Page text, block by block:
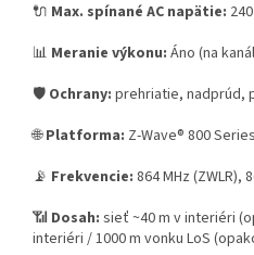
🔌 Max. spínané AC napätie:
📊 Meranie výkonu: Áno (na
🛡️ Ochrany: prehriatie, nadprúd,
🌐 Platforma: Z-Wave® 800
📡 Frekvencie: 864 MHz (ZWLR),
📶 Dosah: sieť ~40 m v interiéri
interiéri / 1000 m vonku LoS